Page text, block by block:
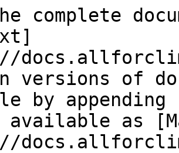
complete
versions of
by
available as